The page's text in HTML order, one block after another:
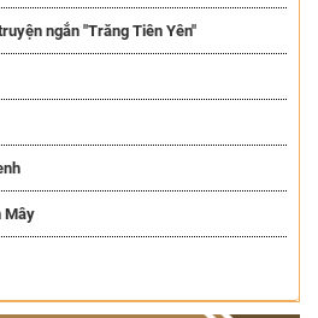
ngắn "Trăng Tiên Yên"
Mây